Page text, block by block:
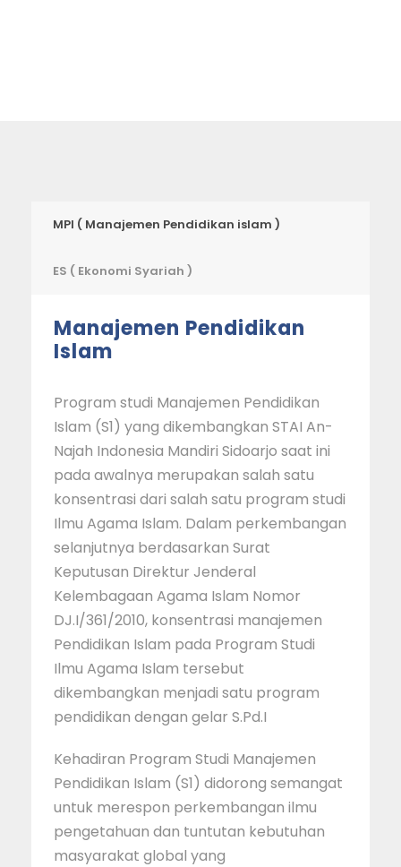
MPI ( Manajemen Pendidikan islam )
ES ( Ekonomi Syariah )
Manajemen Pendidikan
Islam
Program studi Manajemen Pendidikan
Islam (S1) yang dikembangkan STAI An-
Najah Indonesia Mandiri Sidoarjo saat ini
pada awalnya merupakan salah satu
konsentrasi dari salah satu program studi
Ilmu Agama Islam. Dalam perkembangan
selanjutnya berdasarkan Surat
Keputusan Direktur Jenderal
Kelembagaan Agama Islam Nomor
DJ.I/361/2010, konsentrasi manajemen
Pendidikan Islam pada Program Studi
Ilmu Agama Islam tersebut
dikembangkan menjadi satu program
pendidikan dengan gelar S.Pd.I
Kehadiran Program Studi Manajemen
Pendidikan Islam (S1) didorong semangat
untuk merespon perkembangan ilmu
pengetahuan dan tuntutan kebutuhan
masyarakat global yang